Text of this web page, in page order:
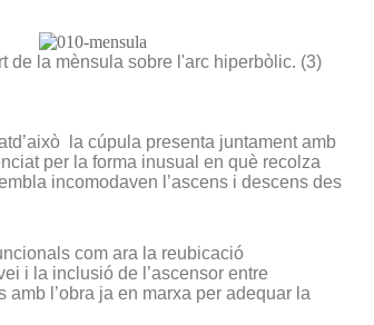
de la mènsula sobre l'arc hiperbòlic. (3)
la cúpula presenta juntament amb
per la forma inusual en què recolza
incomodaven l’ascens i descens des
com ara la reubicació
i la inclusió de l’ascensor entre
amb l’obra ja en marxa per adequar la